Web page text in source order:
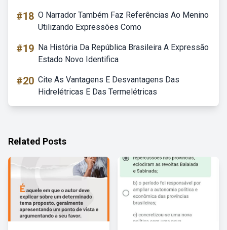
#18 O Narrador Também Faz Referências Ao Menino
Utilizando Expressões Como
#19 Na História Da República Brasileira A Expressão
Estado Novo Identifica
#20 Cite As Vantagens E Desvantagens Das
Hidrelétricas E Das Termelétricas
Related Posts